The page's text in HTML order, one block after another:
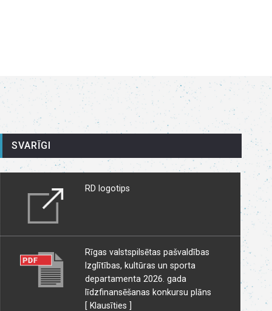
SVARĪGI
RD logotips
Rīgas valstspilsētas pašvaldības
Izglītības, kultūras un sporta
departamenta 2026. gada
līdzfinansēšanas konkursu plāns
[ Klausīties ]